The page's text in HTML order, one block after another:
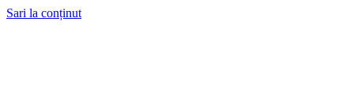
Sari la conținut